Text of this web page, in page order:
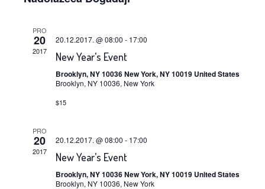
PRO
20
2017
20.12.2017. @ 08:00 - 17:00
New Year’s Event
Brooklyn, NY 10036 New York, NY 10019 United States
Brooklyn, NY 10036, New York
$15
PRO
20
2017
20.12.2017. @ 08:00 - 17:00
New Year’s Event
Brooklyn, NY 10036 New York, NY 10019 United States
Brooklyn, NY 10036, New York